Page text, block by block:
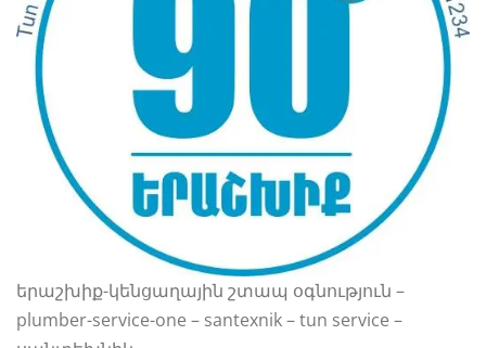
երաշխիք-կենցաղային շտապ օգնություն –
plumber-service-one – santexnik – tun service –